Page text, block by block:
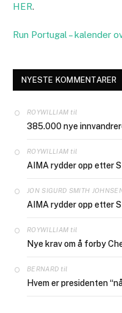
HER.
Run Portugal – kalender
NYESTE KOMMENTARER
ROYWILLIAM til
385.000 nye
ROYWILLIAM til
AIMA rydder opp etter
JON SIGURD SMITH
AIMA rydder opp etter
ROYWILLIAM til
Nye krav om å forby
BERNARD til
Hvem er presidenten